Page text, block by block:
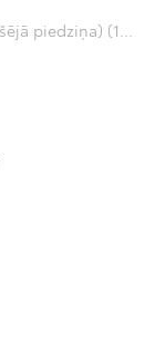
Professional Plus 0 Electric 50kWh EV (Priekšējā piedziņa) (100 kW)